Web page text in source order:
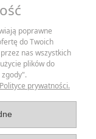
poprawne
do Twoich
nas wszystkich
plików do
prywatności.